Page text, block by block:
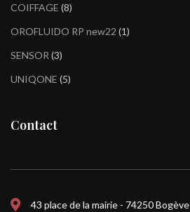
COIFFAGE 8
OROFLUIDO RP new22 1
SENSOR 3
UNIQONE 5
Contact
43 place de la mairie - 74250 Bogève